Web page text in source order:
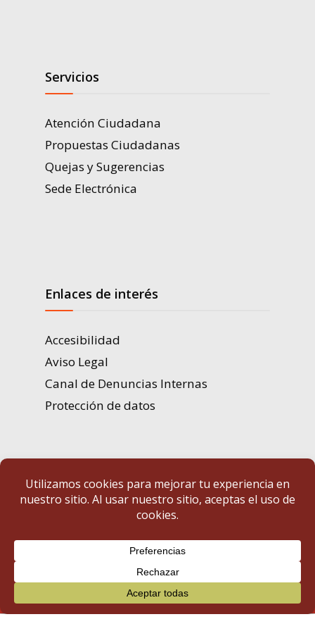
Servicios
Atención Ciudadana
Propuestas Ciudadanas
Quejas y Sugerencias
Sede Electrónica
Enlaces de interés
Accesibilidad
Aviso Legal
Canal de Denuncias Internas
Protección de datos
Portal de Transparencia | Diputación de Badajoz